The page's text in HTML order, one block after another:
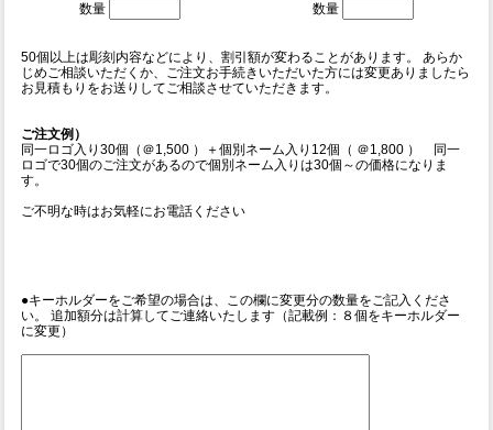
数量
数量
50個以上は彫刻内容などにより、割引額が変わることがあります。 あらか
じめご相談いただくか、ご注文お手続きいただいた方には変更ありましたら
お見積もりをお送りしてご相談させていただきます。
ご注文例）
同一ロゴ入り30個（＠1,500 ）＋個別ネーム入り12個（ ＠1,800 ） 同一
ロゴで30個のご注文があるので個別ネーム入りは30個～の価格になりま
す。
ご不明な時はお気軽にお電話ください
●キーホルダーをご希望の場合は、この欄に変更分の数量をご記入くださ
い。 追加額分は計算してご連絡いたします（記載例：８個をキーホルダー
に変更）